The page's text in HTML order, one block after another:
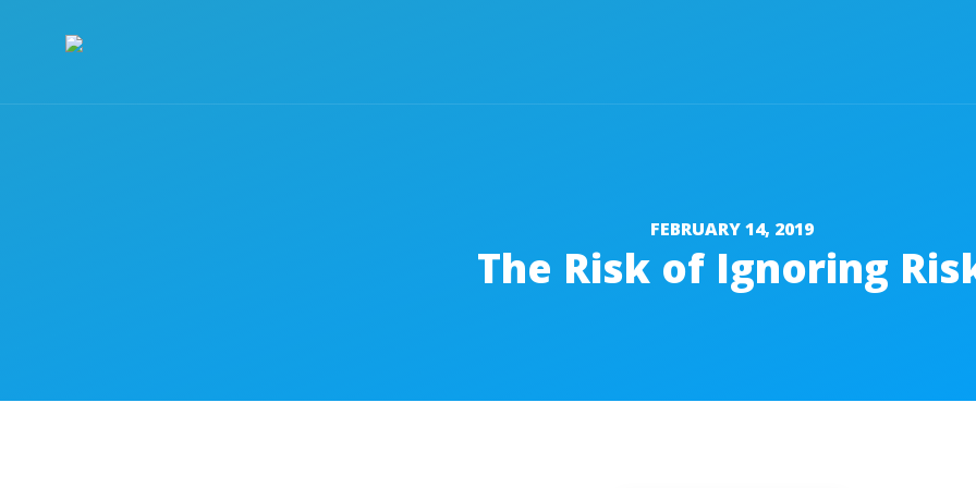
FEBRUARY 14, 2019
The Risk of Ignoring